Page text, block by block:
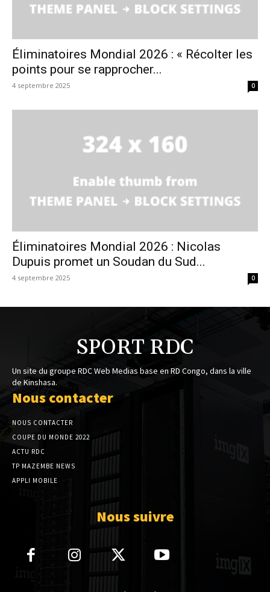
Éliminatoires Mondial 2026 : « Récolter les
points pour se rapprocher...
4 septembre 2025 0
Éliminatoires Mondial 2026 : Nicolas
Dupuis promet un Soudan du Sud...
4 septembre 2025 0
SPORT RDC
Un site du groupe RDC Web Medias base en RD Congo, dans la ville
de Kinshasa.
Nous contacter
NOUS CONTACTER
COUPE DU MONDE 2022
ACTU RDC
TP MAZEMBE NEWS
APPLI MOBILE
Nous suivre